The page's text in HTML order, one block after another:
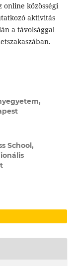
közösségi
aktivitás
a távolsággal
School,